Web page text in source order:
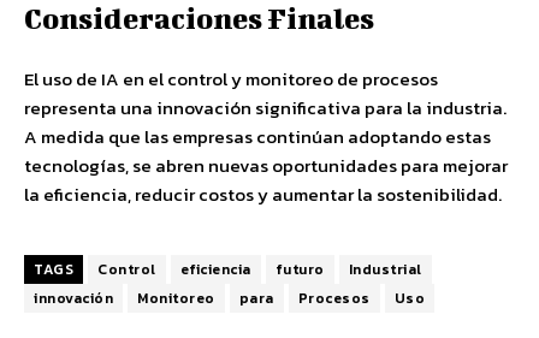
Consideraciones Finales
El uso de IA en el control y monitoreo de procesos
representa una innovación significativa para la industria.
A medida que las empresas continúan adoptando estas
tecnologías, se abren nuevas oportunidades para mejorar
la eficiencia, reducir costos y aumentar la sostenibilidad.
TAGS Control eficiencia futuro
Industrial
innovación
Monitoreo para Procesos Uso